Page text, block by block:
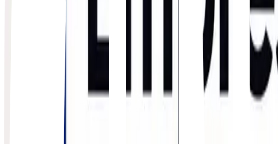
Desembaraço Aduaneiro
A EMPRESA
Unidades e Estrutura
ESG / Rede do Bem